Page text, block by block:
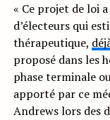
« Ce projet de loi
d’électeurs qui
thérapeutique,
proposé dans les
phase terminale
apporté par ce
Andrews lors des